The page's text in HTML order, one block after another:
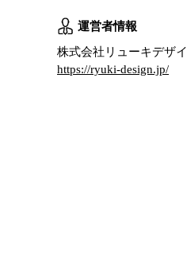
運営者情報
株式会社リューキデザ
https://ryuki-design.jp/